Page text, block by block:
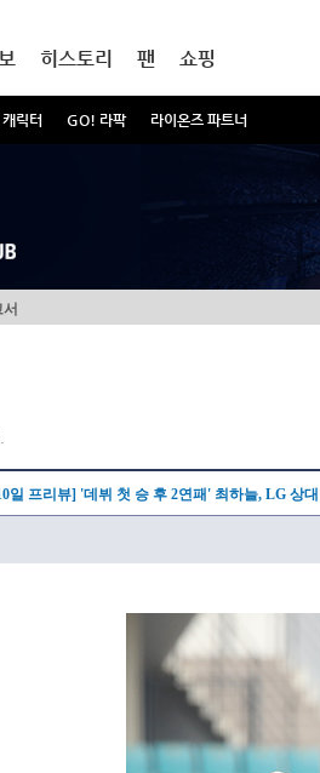
릭터 GO! 라팍 라이온즈 파트너
히스토리 팬 쇼핑
일 프리뷰] '데뷔 첫 승 후 2연패' 최하늘, LG 상